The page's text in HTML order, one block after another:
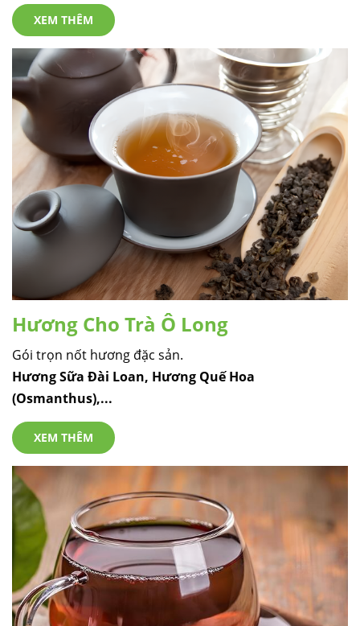
XEM THÊM
Hương Cho Trà Ô Long
Gói trọn nốt hương đặc sản.
Hương Sữa Đài Loan, Hương Quế Hoa
(Osmanthus),...
XEM THÊM